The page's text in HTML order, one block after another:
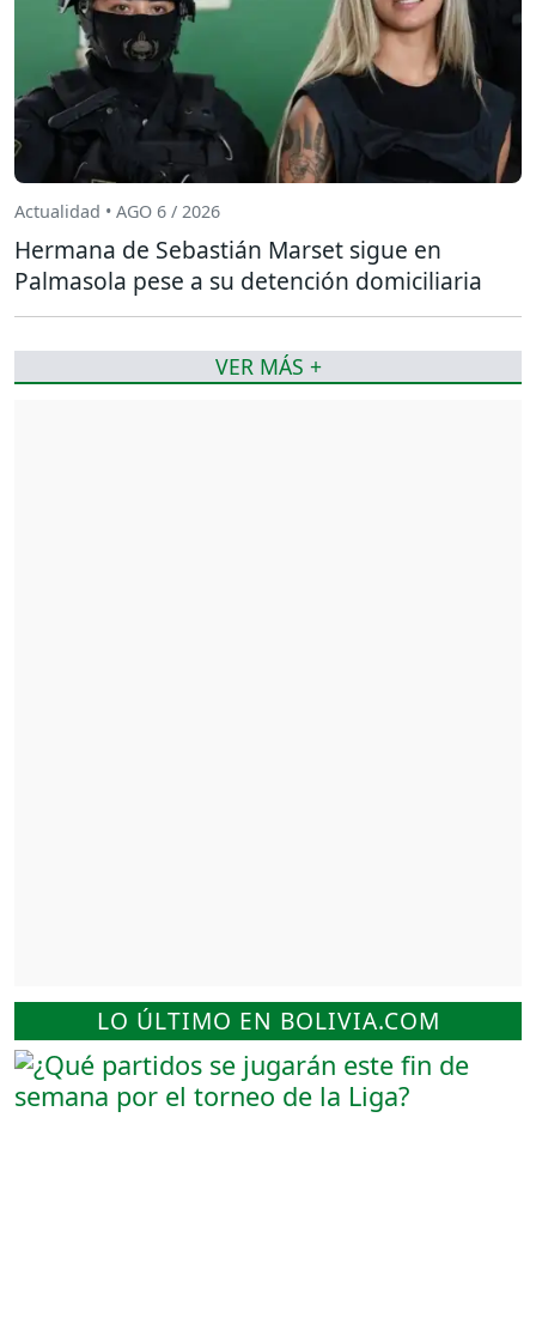
LO ÚLTIMO EN BOLIVIA.COM
Actualidad • AGO 6 / 2026
Hermana de Sebastián Marset sigue en
Palmasola pese a su detención domiciliaria
VER MÁS +